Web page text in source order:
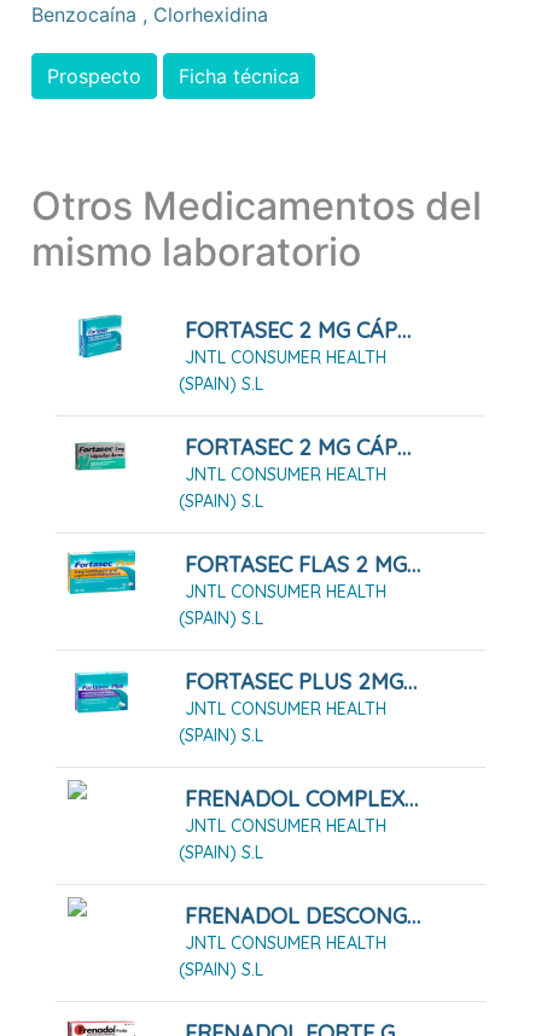
Benzocaína , Clorhexidina
Prospecto Ficha técnica
Otros Medicamentos del
mismo laboratorio
FORTASEC 2 MG CÁPSULAS DURAS, 10 CÁPSULAS
JNTL CONSUMER HEALTH
(SPAIN) S.L
FORTASEC 2 MG CÁPSULAS DURAS, 20 CÁPSULAS
JNTL CONSUMER HEALTH
(SPAIN) S.L
FORTASEC FLAS 2 MG LIOFILIZADO ORAL, 12 LIOFILIZADOS
JNTL CONSUMER HEALTH
(SPAIN) S.L
FORTASEC PLUS 2MG/125MG COMPRIMIDOS, 12 COMPRIMIDOS
JNTL CONSUMER HEALTH
(SPAIN) S.L
FRENADOL COMPLEX GRANULADO PARA SOLUCIÓN ORAL
JNTL CONSUMER HEALTH
(SPAIN) S.L
FRENADOL DESCONGESTIVO CÁPSULAS DURAS 16 CÁPSULAS
JNTL CONSUMER HEALTH
(SPAIN) S.L